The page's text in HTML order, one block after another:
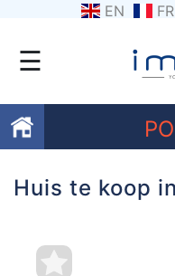
EN FR
☰
Favorieten
ons
Huis te koop